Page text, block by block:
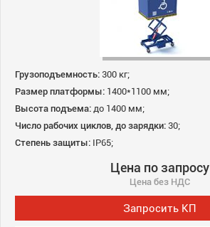
Грузоподъемность: 300 кг;
Размер платформы: 1400*1100 мм;
Высота подъема: до 1400 мм;
Число рабочих циклов, до зарядки: 30;
Степень защиты: IP65;
Цена по запросу
Цена без НДС
Запросить КП